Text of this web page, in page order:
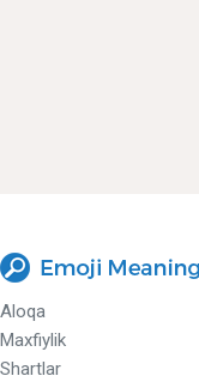
Aloqa
Maxfiylik
Shartlar